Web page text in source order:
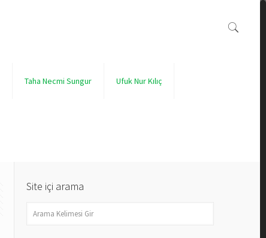
Taha Necmi Sungur Ufuk Nur Kılıç
Site içi arama